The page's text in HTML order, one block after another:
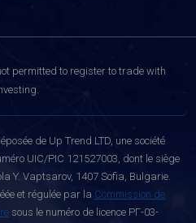
permitted to register to trade with
de Up Trend LTD, une société
UIC/PIC 121527003, dont le siège
Y. Vaptsarov, 1407 Sofia, Bulgarie.
et régulée par la Commission de
sous le numéro de licence РГ-03-